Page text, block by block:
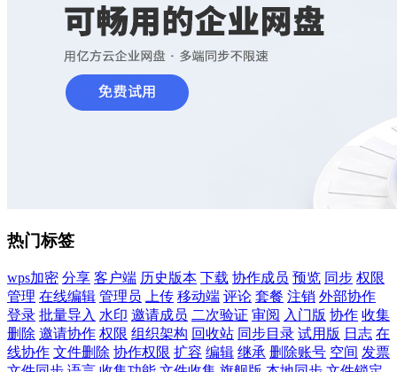
热门标签
wps加密 分享 客户端 历史版本 下载 协作成员 预览 同步 权限
管理 在线编辑 管理员 上传 移动端 评论 套餐 注销 外部协作
登录 批量导入 水印 邀请成员 二次验证 审阅 入门版 协作 收集
删除 邀请协作 权限 组织架构 回收站 同步目录 试用版 日志 在
线协作 文件删除 协作权限 扩容 编辑 继承 删除账号 空间 发票